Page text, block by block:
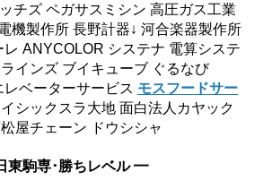
チズ ペガサスミシン 高圧ガス工業
機製作所 長野計器↓ 河合楽器製作所
レ ANYCOLOR システナ 電算システ
インズ ブイキューブ ぐるなび
ベーターサービス モスフードサー
シックスラ大地 面白法人カヤック
屋チェーン ドウシシャ
東駒専･勝ちレベル ━